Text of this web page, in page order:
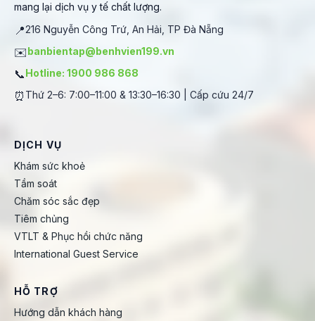
mang lại dịch vụ y tế chất lượng.
📍216 Nguyễn Công Trứ, An Hải, TP Đà Nẵng
✉️banbientap@benhvien199.vn
📞Hotline: 1900 986 868
⏰ Thứ 2–6: 7:00–11:00 & 13:30–16:30 | Cấp cứu 24/7
DỊCH VỤ
Khám sức khoẻ
Tầm soát
Chăm sóc sắc đẹp
Tiêm chủng
VTLT & Phục hồi chức năng
International Guest Service
HỖ TRỢ
Hướng dẫn khách hàng